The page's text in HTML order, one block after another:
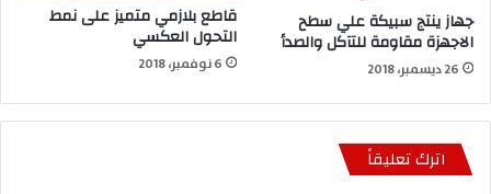
جهاز ينتج سبيكة علي سطح
الاجهزة مقاومة للتآكل والصدأ
26 ديسمبر، 2018
قاطع بلازمي متميز على نمط
التحول العكسي
6 نوفمبر، 2018
اترك تعليقاً